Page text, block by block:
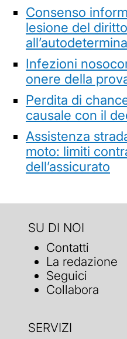
Consenso
lesione del diritto
Infezioni
onere della
Perdita di
causale con il
Assistenza
moto: limiti
dell’assicurato
SU DI NOI
Contatti
La redazione
Seguici
Collabora
SERVIZI